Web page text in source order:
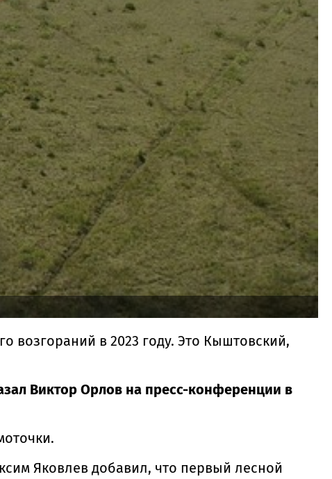
в 2023 году. Это Кыштовский,
Виктор Орлов на пресс-конференции в
Яковлев добавил, что первый лесной